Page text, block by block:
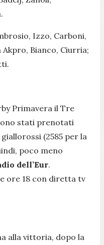
Izzo, Carboni,
Bianco, Ciurria;
Primavera il Tre
stati prenotati
(2585 per la
poco meno
dell’Eur.
ore 18 con diretta tv
alla vittoria, dopo la